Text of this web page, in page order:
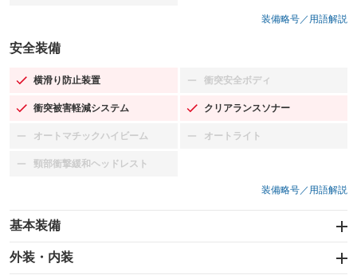
装備略号／用語解説
安全装備
横滑り防止装置
：装備あり 衝突安全ボディ
：装備なし
衝突被害軽減システム
：装備あり クリアランスソナー
：装備あり
オートマチックハイビーム
：装備なし オートライト
：装備なし
頸部衝撃緩和ヘッドレスト
：装備なし
装備略号／用語解説
基本装備
エアバッグ：運転席/助手席/サイド
：装備あり
外装・内装